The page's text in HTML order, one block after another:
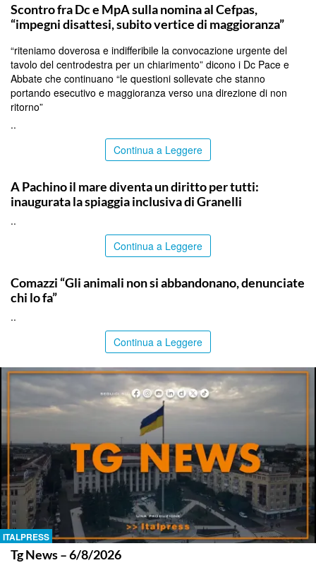
Scontro fra Dc e MpA sulla nomina al Cefpas,
“impegni disattesi, subito vertice di maggioranza”
“riteniamo doverosa e indifferibile la convocazione urgente del
tavolo del centrodestra per un chiarimento” dicono i Dc Pace e
Abbate che continuano “le questioni sollevate che stanno
portando esecutivo e maggioranza verso una direzione di non
ritorno”
..
Continua a Leggere
A Pachino il mare diventa un diritto per tutti:
inaugurata la spiaggia inclusiva di Granelli
..
Continua a Leggere
Comazzi “Gli animali non si abbandonano, denunciate
chi lo fa”
..
Continua a Leggere
ITALPRESS
Tg News – 6/8/2026